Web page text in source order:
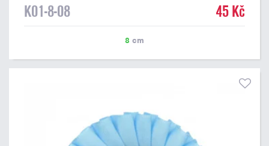
K01-8-08 45 Kč
8 cm